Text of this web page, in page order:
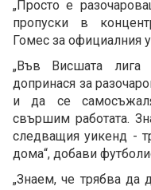
„Просто е
пропуски в
Гомес за официалния
„Във Висшата
допринася за
и да се
свършим работата.
следващия уикенд -
дома“, добави
„Знаем, че трябва да